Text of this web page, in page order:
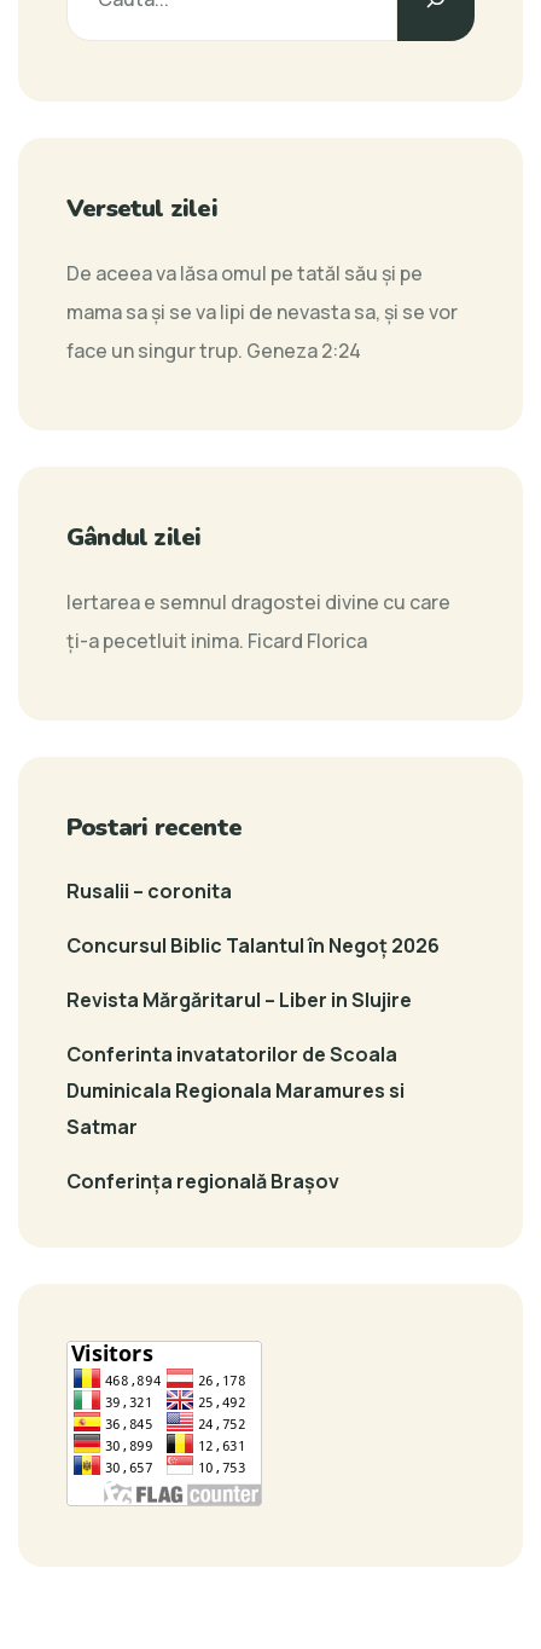
Versetul zilei
De aceea va lăsa omul pe tatăl său şi pe
mama sa şi se va lipi de nevasta sa, şi se vor
face un singur trup. Geneza 2:24
Gândul zilei
Iertarea e semnul dragostei divine cu care
ţi-a pecetluit inima. Ficard Florica
Postari recente
Rusalii – coronita
Concursul Biblic Talantul în Negoț 2026
Revista Mărgăritarul – Liber in Slujire
Conferinta invatatorilor de Scoala
Duminicala Regionala Maramures si
Satmar
Conferința regională Brașov